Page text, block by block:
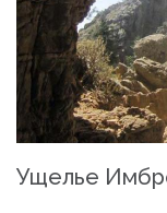
Ущелье